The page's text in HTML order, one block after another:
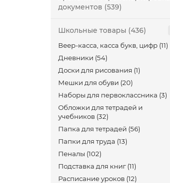
документов (539)
Школьные товары (436)
Веер-касса, касса букв, цифр (11)
Дневники (54)
Доски для рисования (1)
Мешки для обуви (20)
Наборы для первоклассника (3)
Обложки для тетрадей и
учебников (32)
Папка для тетрадей (56)
Папки для труда (13)
Пеналы (102)
Подставка для книг (11)
Расписание уроков (12)